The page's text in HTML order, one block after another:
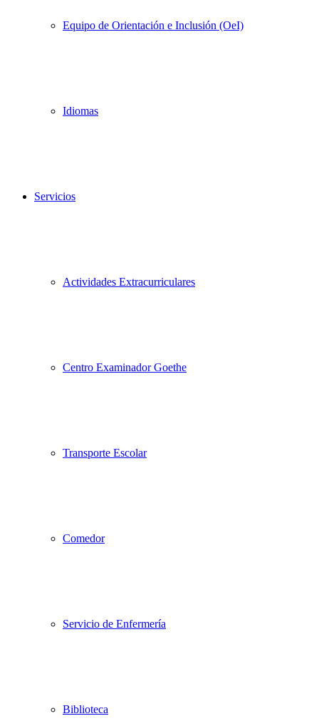
Equipo de Orientación e Inclusión (OeI)
Idiomas
Servicios
Actividades Extracurriculares
Centro Examinador Goethe
Transporte Escolar
Comedor
Servicio de Enfermería
Biblioteca